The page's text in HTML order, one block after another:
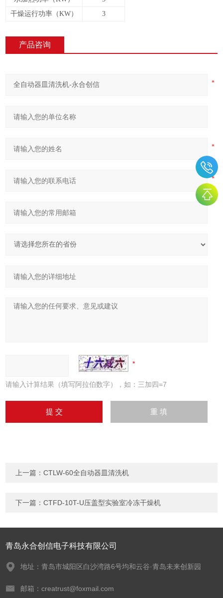
干燥运行功率（KW） 3
产品咨询
请输入计算结果（填写阿拉伯数字），如：三加四=7
上一篇：CTLW-60全自动器皿清洗机
下一篇：CTFD-10T-U压盖型实验室冷冻干燥机
青岛永合创信电子科技有限公司
地址：青岛市城阳区白沙湾路6号均和云谷·青岛未来创新园
邮箱：creatrust@foxmail.com